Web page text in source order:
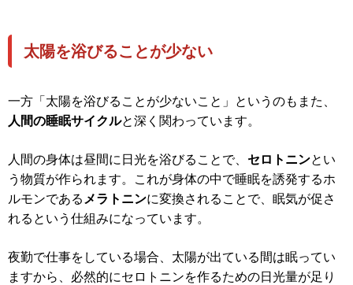
太陽を浴びることが少ない
一方「太陽を浴びることが少ないこと」というのもまた、
人間の睡眠サイクルと深く関わっています。
人間の身体は昼間に日光を浴びることで、 セロトニンとい
う物質が作られます。これが身体の中で睡眠を誘発するホ
ルモンである メラトニンに変換されることで、眠気が促さ
れるという仕組みになっています。
夜勤で仕事をしている場合、太陽が出ている間は眠ってい
ますから、必然的にセロトニンを作るための日光量が足り